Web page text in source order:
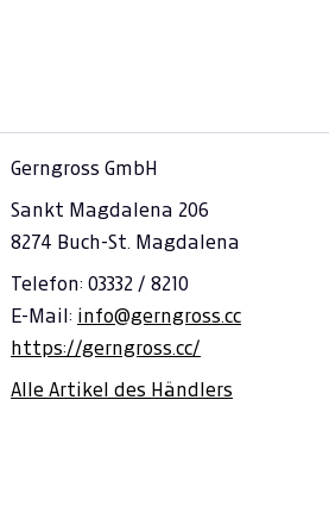
Gerngross GmbH
Sankt Magdalena 206
8274 Buch-St. Magdalena
Telefon: 03332 / 8210
E-Mail: info@gerngross.cc
https://gerngross.cc/
Alle Artikel des Händlers